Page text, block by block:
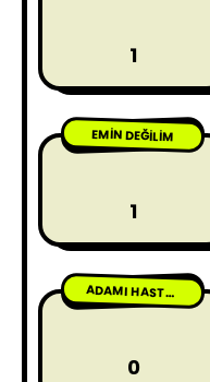
1
EMIN DEĞILIM
1
ADAMI HASTA ETME
0